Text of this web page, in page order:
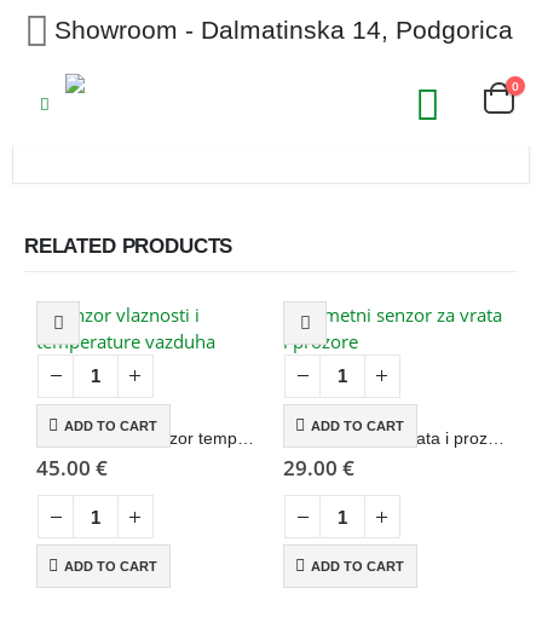
Showroom - Dalmatinska 14, Podgorica
0
RELATED PRODUCTS
ADD TO CART
45.00 €
ADD TO CART
ADD TO CART
29.00 €
ADD TO CART